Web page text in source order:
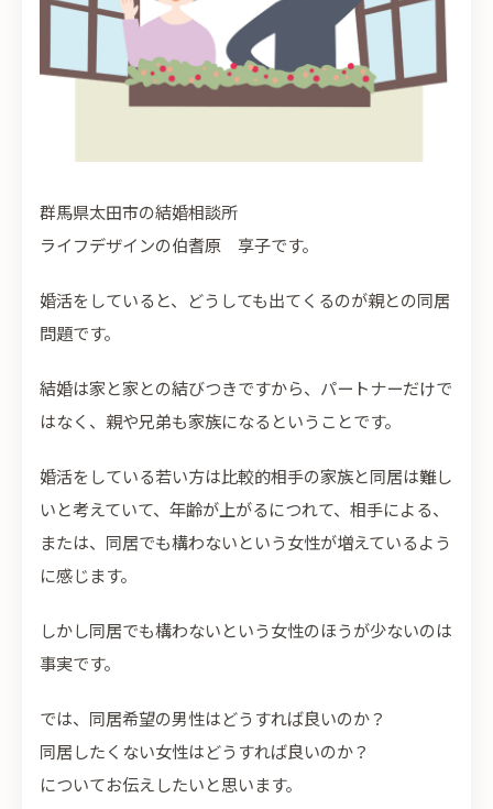
群馬県太田市の結婚相談所
ライフデザインの伯耆原 享子です。
婚活をしていると、どうしても出てくるのが親との同居
問題です。
結婚は家と家との結びつきですから、パートナーだけで
はなく、親や兄弟も家族になるということです。
婚活をしている若い方は比較的相手の家族と同居は難し
いと考えていて、年齢が上がるにつれて、相手による、
または、同居でも構わないという女性が増えているよう
に感じます。
しかし同居でも構わないという女性のほうが少ないのは
事実です。
では、同居希望の男性はどうすれば良いのか？
同居したくない女性はどうすれば良いのか？
についてお伝えしたいと思います。